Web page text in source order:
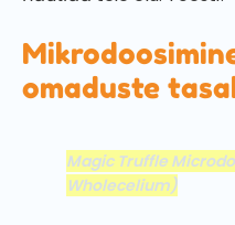
omaduste
Magic Truffle
Wholecelium)